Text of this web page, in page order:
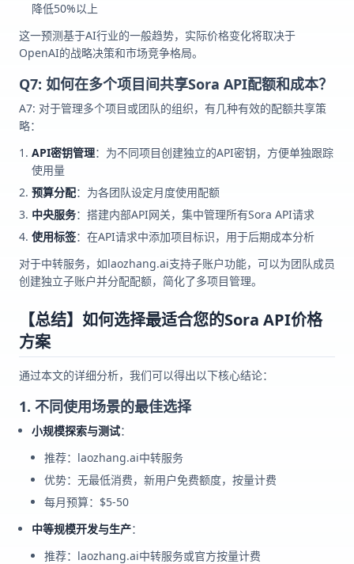
降低50%以上
这一预测基于AI行业的一般趋势，实际价格变化将取决于
OpenAI的战略决策和市场竞争格局。
Q7: 如何在多个项目间共享Sora API配额和成本？
A7: 对于管理多个项目或团队的组织，有几种有效的配额共享策
略：
API密钥管理：为不同项目创建独立的API密钥，方便单独跟踪
使用量
预算分配：为各团队设定月度使用配额
中央服务：搭建内部API网关，集中管理所有Sora API请求
使用标签：在API请求中添加项目标识，用于后期成本分析
对于中转服务，如laozhang.ai支持子账户功能，可以为团队成员
创建独立子账户并分配配额，简化了多项目管理。
【总结】如何选择最适合您的Sora API价格
方案
通过本文的详细分析，我们可以得出以下核心结论：
1. 不同使用场景的最佳选择
小规模探索与测试：
推荐：laozhang.ai中转服务
优势：无最低消费，新用户免费额度，按量计费
每月预算：$5-50
中等规模开发与生产：
推荐：laozhang.ai中转服务或官方按量计费